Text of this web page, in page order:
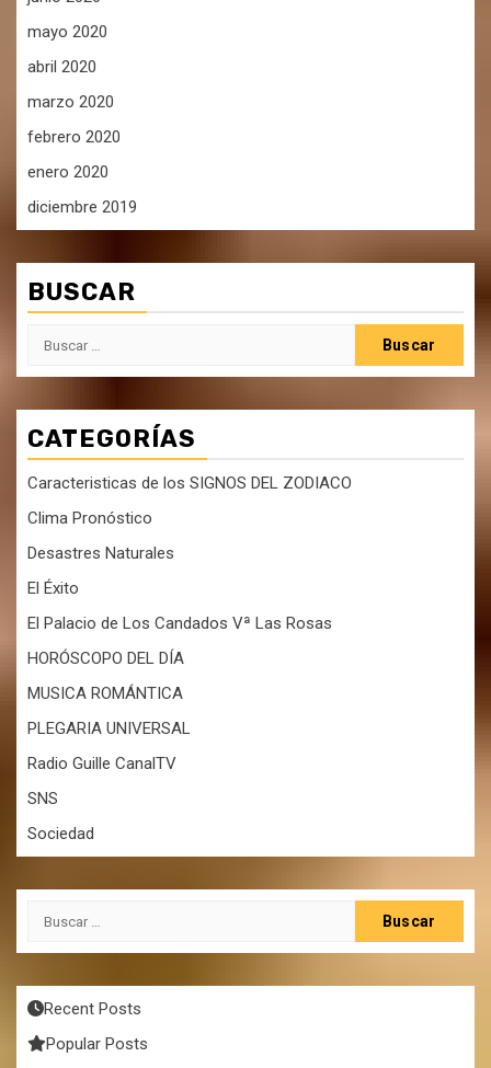
mayo 2020
abril 2020
marzo 2020
febrero 2020
enero 2020
diciembre 2019
BUSCAR
Buscar:
CATEGORÍAS
Caracteristicas de los SIGNOS DEL ZODIACO
Clima Pronóstico
Desastres Naturales
El Éxito
El Palacio de Los Candados Vª Las Rosas
HORÓSCOPO DEL DÍA
MUSICA ROMÁNTICA
PLEGARIA UNIVERSAL
Radio Guille CanalTV
SNS
Sociedad
Buscar:
Recent Posts
Popular Posts